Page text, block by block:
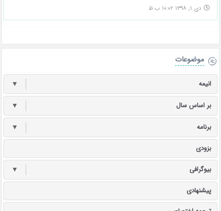
دی ۱, ۱۳۹۸ ۱۰:۰۲ ب.ظ
موضوعات
انیمه ▼
بر اساس سال ▼
برنامه ▼
بزودی
بیوگرافی ▼
پیشنهادی